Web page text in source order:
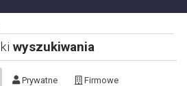
wyszukiwania
Prywatne Firmowe